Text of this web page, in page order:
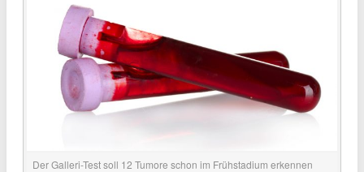
Der Galleri-Test soll 12 Tumore schon im Frühstadium erkennen